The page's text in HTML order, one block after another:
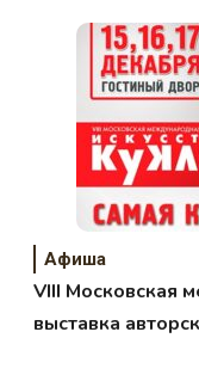
Афиша
VIII Московская
выставка